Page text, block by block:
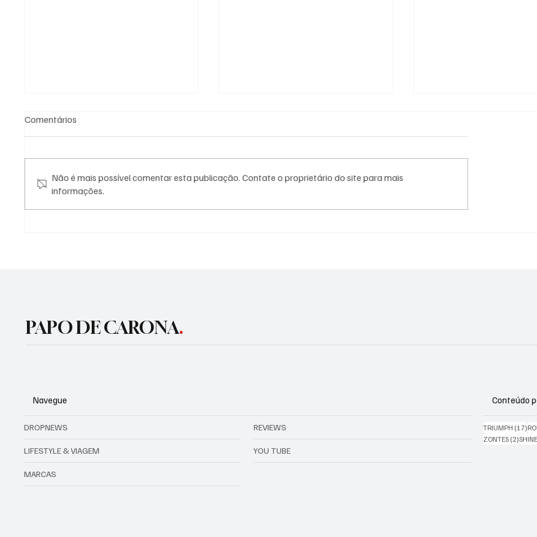
Grandes eventos, grandes
Triumph confirma presença no
Vai encarar 10 dias de
Comentários
Não é mais possível comentar esta publicação. Contate o proprietário do site para mais
informações.
PAPO DE CARONA.
Navegue
DROPNEWS
LIFESTYLE & VIAGEM
MARCAS
REVIEWS
YOU TUBE
Conteúdo
TRIUMPH (17)17
ZONTES (2)2